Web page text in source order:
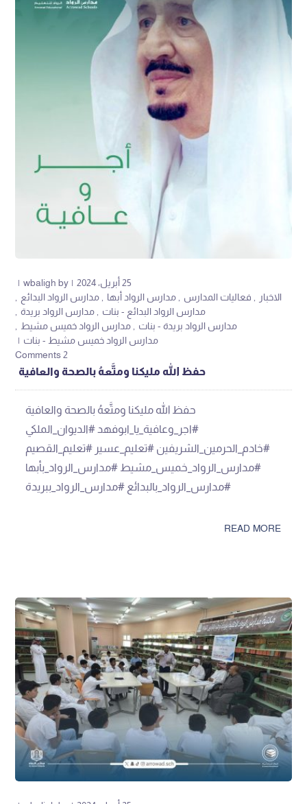
25 أبريل، 2024 by
wbaligh
الاخبار
فعاليات المدارس مدارس الرواد أبها
مدارس الرواد البدائع
مدارس الرواد البدائع - بنات
مدارس الرواد بريدة
مدارس الرواد بريدة - بنات
مدارس الرواد خميس مشيط
مدارس الرواد خميس مشيط - بنات
2 Comments
حفظ الله مليكنا ومتَّعهُ بالصحة والعافية
حفظ الله مليكنا ومتَّعهُ بالصحة والعافية
#اجر_وعافية_يا_ابوفهد #الديوان_الملكي
#خادم_الحرمين_الشريفين #تعليم_عسير #تعليم_القصيم
#مدارس_الرواد_خميس_مشيط #مدارس_الرواد_بأبها
#مدارس_الرواد_بالبدائع #مدارس_الرواد_ببريدة
READ MORE